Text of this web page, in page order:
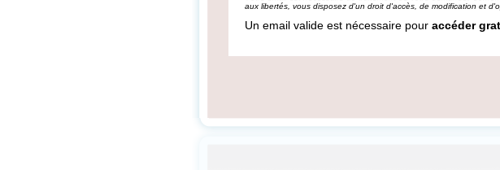
aux libertés, vous disposez d'un droit d'accès, de modification et
Un email valide est nécessaire pour accéder